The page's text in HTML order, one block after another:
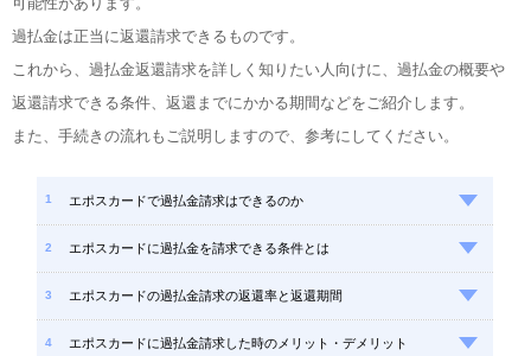
過払金は正当に返還請求できるものです。
これから、過払金返還請求を詳しく知りたい人向けに、過払金の概要や
返還請求できる条件、返還までにかかる期間などをご紹介します。
また、手続きの流れもご説明しますので、参考にしてください。
エポスカードで過払金請求はできるのか
エポスカードに過払金を請求できる条件とは
エポスカードの過払金請求の返還率と返還期間
エポスカードに過払金請求した時のメリット・デメリット